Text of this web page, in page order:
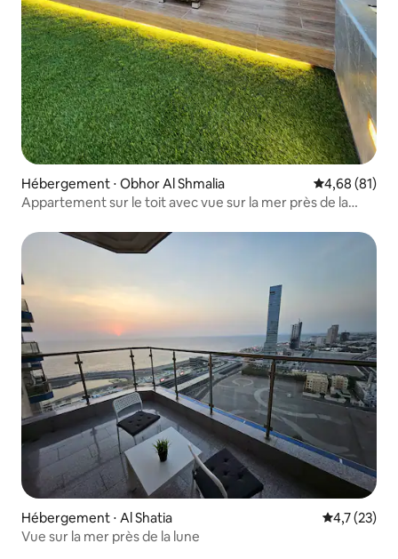
Hébergement ⋅ Obhor Al Shmalia Évaluation
4,68 (81)
Appartement sur le toit avec vue sur la mer près de la
Hébergement ⋅ Al Shatia Évaluation
4,7 (23)
Vue sur la mer près de la lune